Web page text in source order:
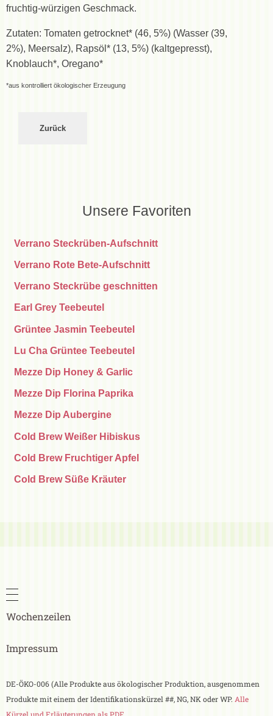
fruchtig-würzigen Geschmack.
Zutaten: Tomaten getrocknet* (46, 5%) (Wasser (39,
2%), Meersalz), Rapsöl* (13, 5%) (kaltgepresst),
Knoblauch*, Oregano*
*aus kontrolliert ökologischer Erzeugung
Unsere Favoriten
Verrano Steckrüben-Aufschnitt
Verrano Rote Bete-Aufschnitt
Verrano Steckrübe geschnitten
Earl Grey Teebeutel
Grüntee Jasmin Teebeutel
Lu Cha Grüntee Teebeutel
Mezze Dip Honey & Garlic
Mezze Dip Florina Paprika
Mezze Dip Aubergine
Cold Brew Weißer Hibiskus
Cold Brew Fruchtiger Apfel
Cold Brew Süße Kräuter
Wochenzeilen
Impressum
DE-ÖKO-006 (Alle Produkte aus ökologischer Produktion, ausgenommen
Produkte mit einem der Identifikationskürzel ##, NG, NK oder WP. Alle